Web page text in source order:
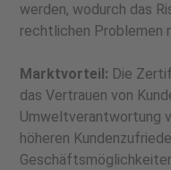
werden, wodurch das
rechtlichen Problemen
Marktvorteil: Die
das Vertrauen von
Umweltverantwortung
höheren